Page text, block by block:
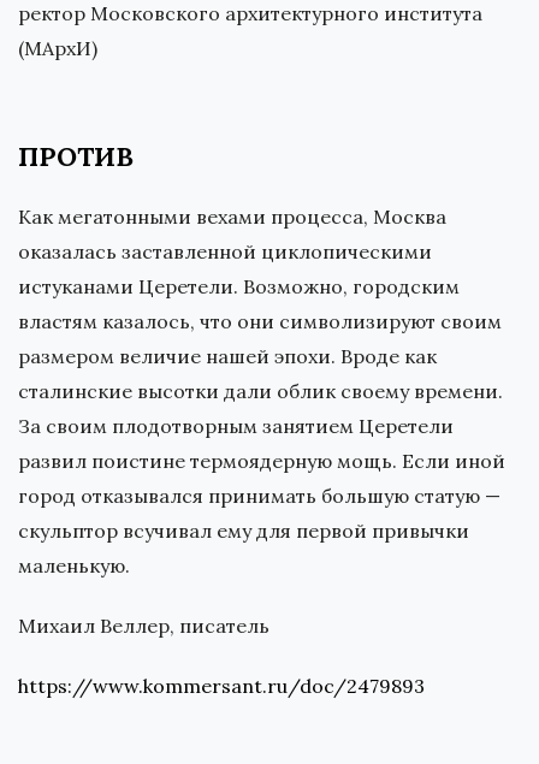
ректор Московского архитектурного института
(МАрхИ)
ПРОТИВ
Как мегатонными вехами процесса, Москва
оказалась заставленной циклопическими
истуканами Церетели. Возможно, городским
властям казалось, что они символизируют своим
размером величие нашей эпохи. Вроде как
сталинские высотки дали облик своему времени.
За своим плодотворным занятием Церетели
развил поистине термоядерную мощь. Если иной
город отказывался принимать большую статую —
скульптор всучивал ему для первой привычки
маленькую.
Михаил Веллер, писатель
https://www.kommersant.ru/doc/2479893